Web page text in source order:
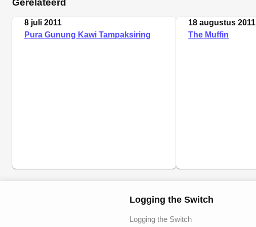
Gerelateerd
8 juli 2011
Pura Gunung Kawi Tampaksiring
18 augustus 2011
The Muffin
Logging the Switch
Logging the Switch